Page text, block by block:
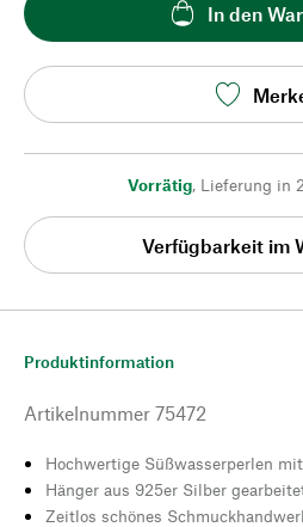
In den
Vorrätig, Lieferung in
Verfügbarkeit im
Produktinformation
Artikelnummer 75472
Hochwertige Süßwasserperlen
Hänger aus 925er Silber
Zeitlos schönes